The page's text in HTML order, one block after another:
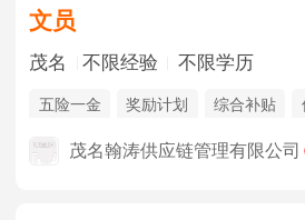
文员
茂名 不限经验 不限学历
五险一金 奖励计划 综合补贴
茂名翰涛供应链管理有限公司